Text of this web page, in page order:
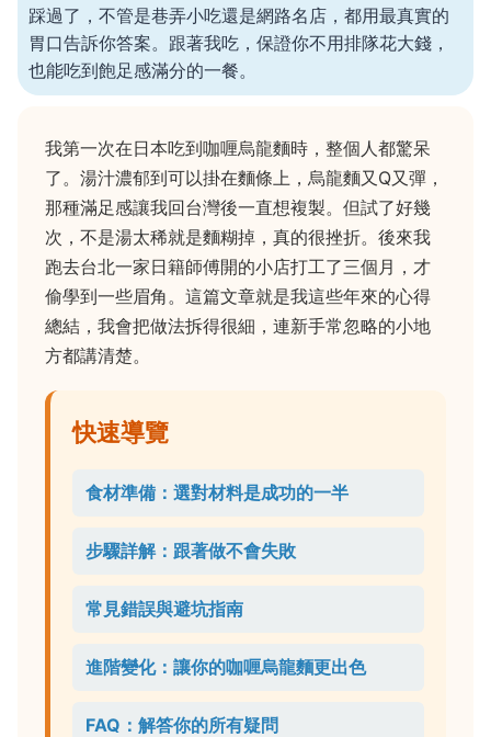
踩過了，不管是巷弄小吃還是網路名店，都用最真實的
胃口告訴你答案。跟著我吃，保證你不用排隊花大錢，
也能吃到飽足感滿分的一餐。
我第一次在日本吃到咖喱烏龍麵時，整個人都驚呆
了。湯汁濃郁到可以掛在麵條上，烏龍麵又Q又彈，
那種滿足感讓我回台灣後一直想複製。但試了好幾
次，不是湯太稀就是麵糊掉，真的很挫折。後來我
跑去台北一家日籍師傅開的小店打工了三個月，才
偷學到一些眉角。這篇文章就是我這些年來的心得
總結，我會把做法拆得很細，連新手常忽略的小地
方都講清楚。
快速導覽
食材準備：選對材料是成功的一半
步驟詳解：跟著做不會失敗
常見錯誤與避坑指南
進階變化：讓你的咖喱烏龍麵更出色
FAQ：解答你的所有疑問